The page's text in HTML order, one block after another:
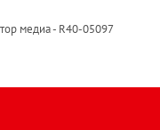
медиа - R40-05097